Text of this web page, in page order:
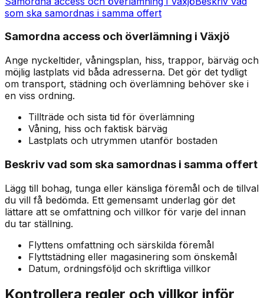
som ska samordnas i samma offert
Samordna access och överlämning i Växjö
Ange nyckeltider, våningsplan, hiss, trappor, bärväg och
möjlig lastplats vid båda adresserna. Det gör det tydligt
om transport, städning och överlämning behöver ske i
en viss ordning.
Tillträde och sista tid för överlämning
Våning, hiss och faktisk bärväg
Lastplats och utrymmen utanför bostaden
Beskriv vad som ska samordnas i samma offert
Lägg till bohag, tunga eller känsliga föremål och de tillval
du vill få bedömda. Ett gemensamt underlag gör det
lättare att se omfattning och villkor för varje del innan
du tar ställning.
Flyttens omfattning och särskilda föremål
Flyttstädning eller magasinering som önskemål
Datum, ordningsföljd och skriftliga villkor
Kontrollera regler och villkor inför